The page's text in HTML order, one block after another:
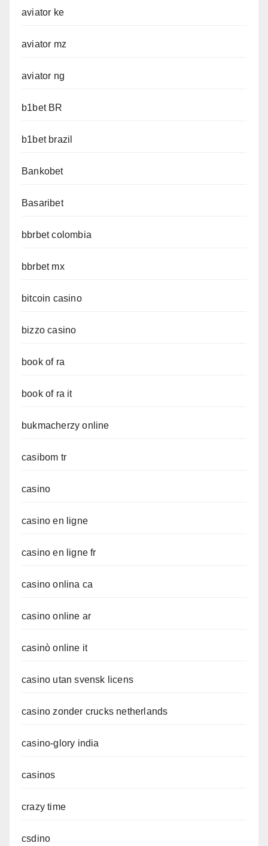
aviator ke
aviator mz
aviator ng
b1bet BR
b1bet brazil
Bankobet
Basaribet
bbrbet colombia
bbrbet mx
bitcoin casino
bizzo casino
book of ra
book of ra it
bukmacherzy online
casibom tr
casino
casino en ligne
casino en ligne fr
casino onlina ca
casino online ar
casinò online it
casino utan svensk licens
casino zonder crucks netherlands
casino-glory india
casinos
crazy time
csdino